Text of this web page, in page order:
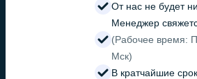
От нас не будет
Менеджер
(Рабочее время:
Мск)
В кратчайшие